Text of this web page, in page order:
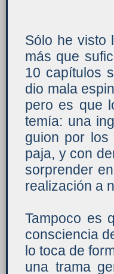
Sólo he visto
más que
10 capítulos
dio mala
pero es que
temía: una
guion por los
paja, y con
sorprender
realización a
Tampoco es
consciencia
lo toca de
una trama